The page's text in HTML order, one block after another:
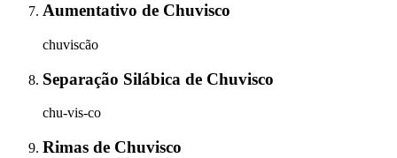
Aumentativo de Chuvisco
chuviscão
Separação Silábica de Chuvisco
chu-vis-co
Rimas de Chuvisco